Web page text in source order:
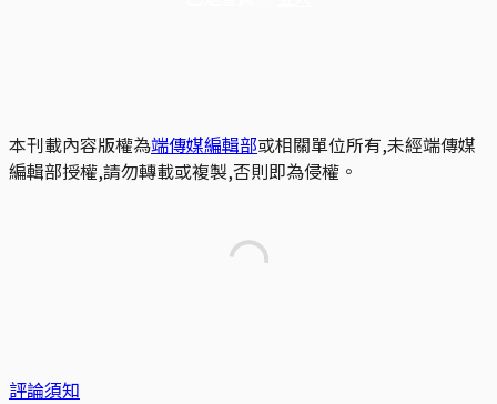
本刊載內容版權為端傳媒編輯部或相關單位所有,未經端傳媒
編輯部授權,請勿轉載或複製,否則即為侵權。
評論須知